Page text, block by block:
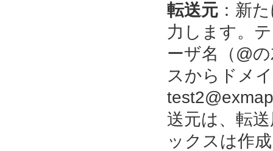
転送元：新
力します。
ーザ名（@
スからドメ
送元は、転
ックスは作